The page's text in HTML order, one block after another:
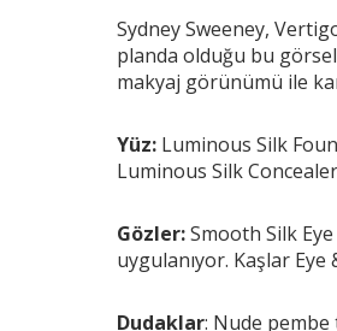
Sydney Sweeney,
planda olduğu bu
makyaj görünümü ile
Yüz: Luminous Silk
Luminous Silk
Gözler:Smooth Silk
uygulanıyor. Kaşlar
Dudaklar: Nude